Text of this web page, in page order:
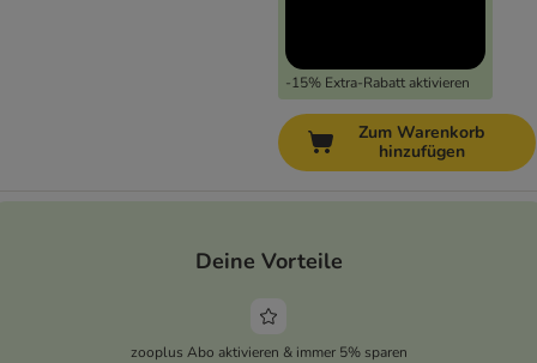
-15% Extra-Rabatt aktivieren
Zum Warenkorb
hinzufügen
Deine Vorteile
zooplus Abo aktivieren & immer 5% sparen